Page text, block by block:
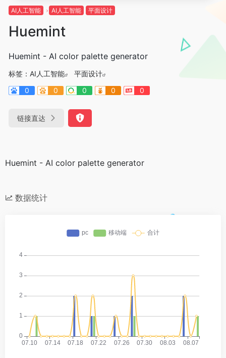
AI人工智能 AI人工智能 平面设计
Huemint
Huemint - AI color palette generator
标签： AI人工智能
平面设计
0
0 0 0 0
链接直达
Huemint - AI color palette generator
数据统计